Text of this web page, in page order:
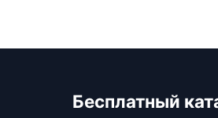
Бесплатный